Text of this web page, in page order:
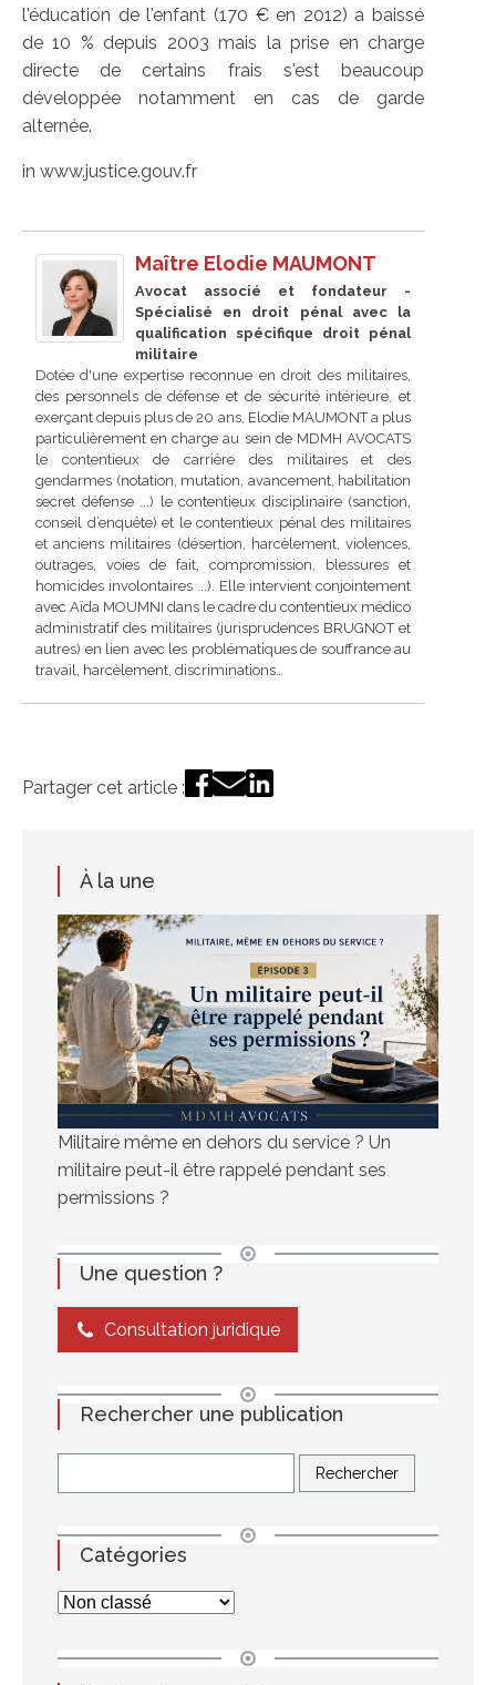
l'éducation de l'enfant (170 € en 2012) a baissé
de 10 % depuis 2003 mais la prise en charge
directe de certains frais s'est beaucoup
développée notamment en cas de garde
alternée.
in www.justice.gouv.fr
Maître Elodie MAUMONT
Avocat associé et fondateur -
Spécialisé en droit pénal avec la
qualification spécifique droit pénal
militaire
Dotée d'une expertise reconnue en droit des militaires,
des personnels de défense et de sécurité intérieure, et
exerçant depuis plus de 20 ans, Elodie MAUMONT a plus
particulièrement en charge au sein de MDMH AVOCATS
le contentieux de carrière des militaires et des
gendarmes (notation, mutation, avancement, habilitation
secret défense ...) le contentieux disciplinaire (sanction,
conseil d’enquête) et le contentieux pénal des militaires
et anciens militaires (désertion, harcèlement, violences,
outrages, voies de fait, compromission, blessures et
homicides involontaires ...). Elle intervient conjointement
avec Aïda MOUMNI dans le cadre du contentieux médico
administratif des militaires (jurisprudences BRUGNOT et
autres) en lien avec les problématiques de souffrance au
travail, harcèlement, discriminations…
Partager cet article :
À la une
Militaire même en dehors du service ? Un
militaire peut-il être rappelé pendant ses
permissions ?
Une question ?
Consultation juridique
Rechercher une publication
Catégories